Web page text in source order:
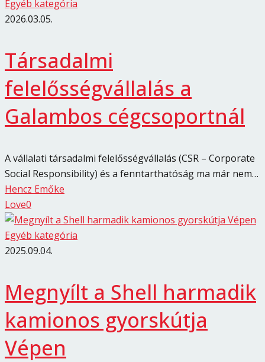
Egyéb kategória
2026.03.05.
Társadalmi
felelősségvállalás a
Galambos cégcsoportnál
A vállalati társadalmi felelősségvállalás (CSR – Corporate
Social Responsibility) és a fenntarthatóság ma már nem…
Hencz Emőke
Love0
Egyéb kategória
2025.09.04.
Megnyílt a Shell harmadik
kamionos gyorskútja
Vépen